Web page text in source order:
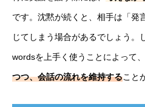
です。沈黙が続くと、相手は「発
じてしまう場合があるでしょう。
wordsを上手く使うことによって、
つつ、会話の流れを維持すること